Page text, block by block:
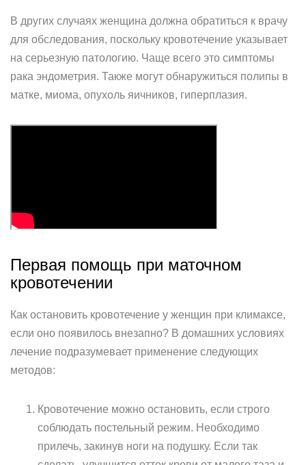
В других случаях женщина должна обратиться к врачу
для обследования, поскольку кровотечение указывает
на серьезную патологию. Чаще всего это симптомы
рака эндометрия. Также могут обнаружиться полипы в
матке, миома, опухоль яичников, гиперплазия.
Первая помощь при маточном
кровотечении
Как остановить кровотечение у женщин при климаксе,
если оно появилось внезапно? В домашних условиях
лечение подразумевает применение следующих
методов:
Кровотечение можно остановить, если строго
соблюдать постельный режим. Необходимо
прилечь, закинув ноги на подушку. Если так